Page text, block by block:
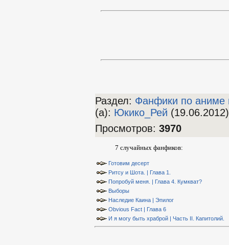
Раздел: Фанфики по аниме
(а): Юкико_Рей (19.06.2012)
Просмотров: 3970
7 случайных фанфиков:
Готовим десерт
Ритсу и Шота. | Глава 1.
Попробуй меня. | Глава 4. Кумкват?
Выборы
Наследие Каина | Эпилог
Obvious Fact | Глава 6
И я могу быть храброй | Часть II. Капитолий.